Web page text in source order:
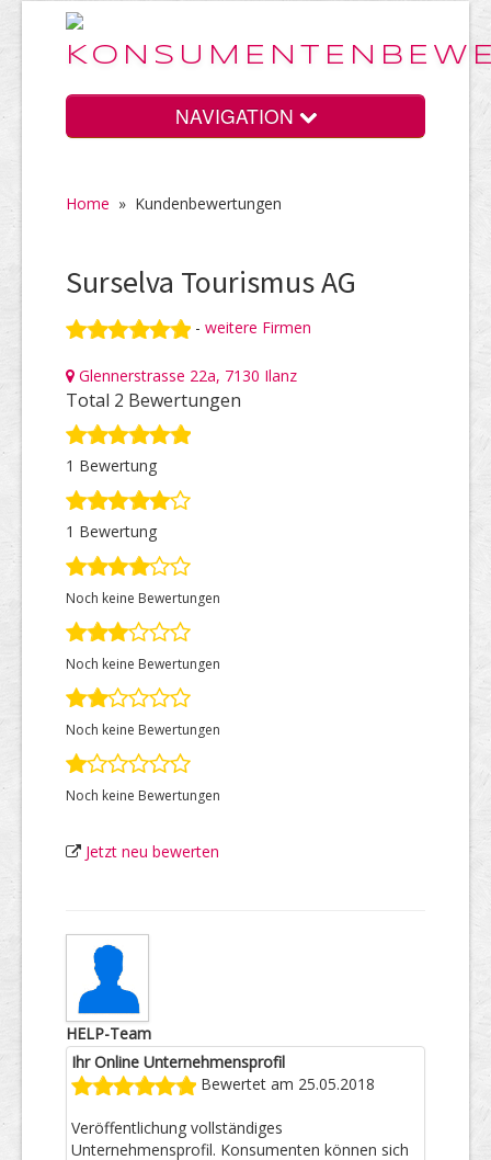
NAVIGATION
Home
Vorteile
Preise
HELP Awards
Top Firmen
Über uns
Home » Kundenbewertungen
Surselva Tourismus AG
- weitere Firmen
Glennerstrasse 22a, 7130 Ilanz
Total 2 Bewertungen
1 Bewertung
1 Bewertung
Noch keine Bewertungen
Noch keine Bewertungen
Noch keine Bewertungen
Noch keine Bewertungen
Jetzt neu bewerten
HELP-Team
Ihr Online Unternehmensprofil
Bewertet am 25.05.2018
Veröffentlichung vollständiges
Unternehmensprofil. Konsumenten können sich